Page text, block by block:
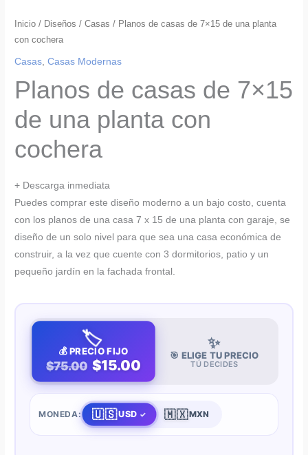
Inicio / Diseños /Casas / Planos de casas de 7×15 de una planta
con cochera
Casas ,Casas Modernas
Planos de casas de 7×15
de una planta con
cochera
+ Descarga inmediata
Puedes comprar este diseño moderno a un bajo costo, cuenta
con los planos de una casa 7 x 15 de una planta con garaje, se
diseño de un solo nivel para que sea una casa económica de
construir, a la vez que cuente con 3 dormitorios, patio y un
pequeño jardín en la fachada frontal.
🏷️
💰 PRECIO FIJO
$75.00 $15.00
✨
🎯 ELIGE TU PRECIO
TÚ DECIDES
MONEDA: 🇺🇸USD 🇲🇽MXN